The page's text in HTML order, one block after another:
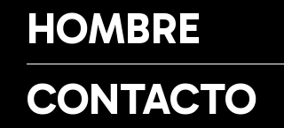
HOMBRE
CONTACTO